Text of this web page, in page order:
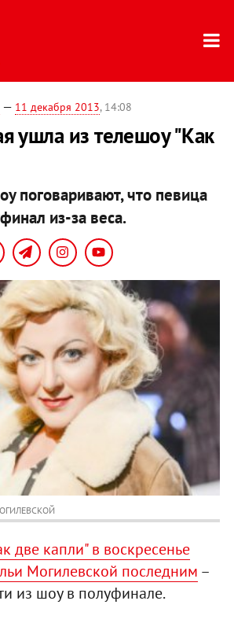
— 11 декабря 2013, 14:08
ушла из телешоу "Как
поговаривают, что певица
из-за веса.
две капли" в воскресенье
Могилевской последним –
из шоу в полуфинале.